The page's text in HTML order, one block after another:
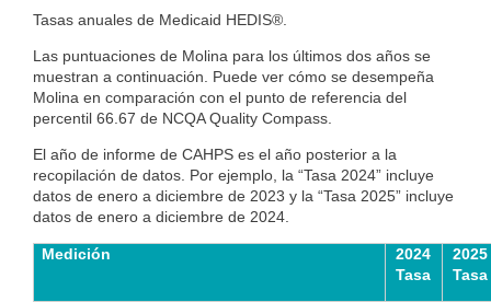
Tasas anuales de Medicaid HEDIS®.
Las puntuaciones de Molina para los últimos dos años se
muestran a continuación. Puede ver cómo se desempeña
Molina en comparación con el punto de referencia del
percentil 66.67 de NCQA Quality Compass.
El año de informe de CAHPS es el año posterior a la
recopilación de datos. Por ejemplo, la “Tasa 2024” incluye
datos de enero a diciembre de 2023 y la “Tasa 2025” incluye
datos de enero a diciembre de 2024.
Medición
2024
Tasa
2025
Tasa